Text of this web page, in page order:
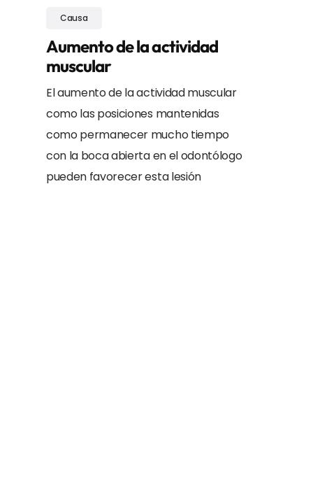
Causa
Aumento de la actividad
muscular
El aumento de la actividad muscular
como las posiciones mantenidas
como permanecer mucho tiempo
con la boca abierta en el odontólogo
pueden favorecer esta lesión